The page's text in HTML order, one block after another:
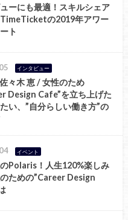
ーにも最適！スキルシェア
の2019年アワー
ト
インタビュー
々木 恵 / 女性のため
Design Cafe”を立ち上げた
い、”自分らしい働き方”の
イベント
Polaris！人生120%楽しみ
ための”Career Design